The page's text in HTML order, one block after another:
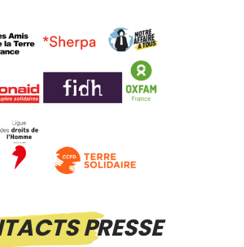
PRESSE